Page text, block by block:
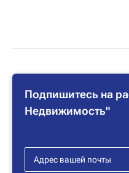
Подпишитесь на
Недвижимость"